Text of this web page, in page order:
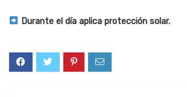
Durante el día aplica protección solar.